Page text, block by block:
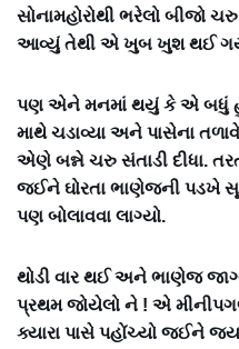
સોનામહોરોથી ભરેલો બીજો
આવ્યું તેથી એ ખુબ ખુશ થઈ
પણ એને મનમાં થયું કે એ બધું
માથે ચડાવ્યા અને પાસેના
એણે બન્ને ચરુ સંતાડી દીધા.
જઈને ઘોરતા ભાણેજની પડખે
પણ બોલાવવા લાગ્યો.
થોડી વાર થઈ અને ભાણેજ
પ્રથમ જોયેલો ને ! એ
ક્યારા પાસે પહોંચ્યો જઈને